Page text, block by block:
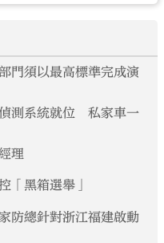
門須以最高標準完成演
測系統就位 私家車一
理
「黑箱選舉」
防總針對浙江福建啟動